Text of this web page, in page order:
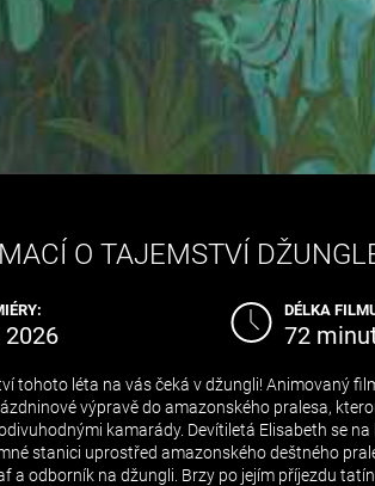
O TAJEMSTVÍ
2026
DÉLKA
72
tohoto léta na vás čeká v džungli! Animovaný
výpravě do amazonského pralesa,
kamarády. Devítiletá Elisabeth se
stanici uprostřed amazonského deštného
a odborník na džungli. Brzy po jejím příjezdu